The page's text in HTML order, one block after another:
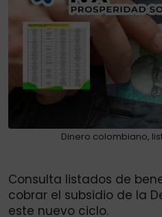
Dinero colombiano,
Consulta listados de
cobrar el subsidio de la
este nuevo ciclo.